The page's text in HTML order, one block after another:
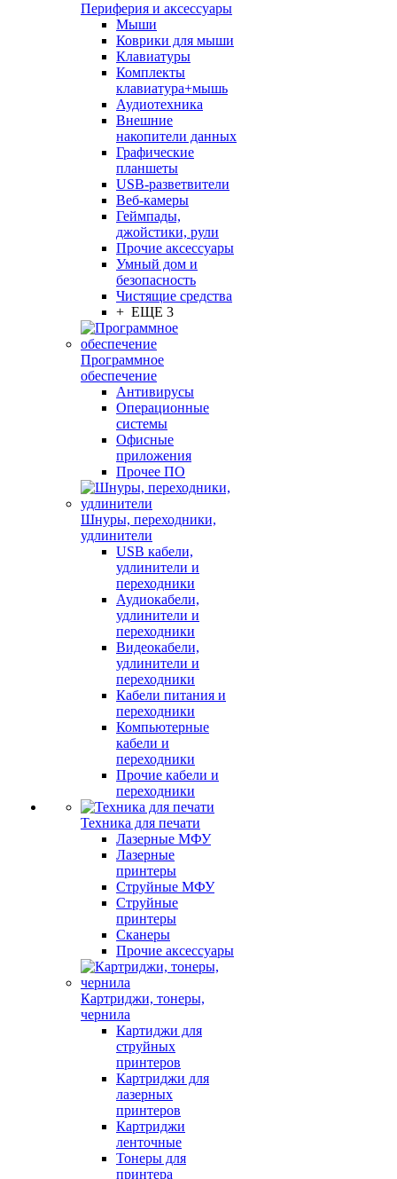
Периферия и аксессуары
Мыши
Коврики для мыши
Клавиатуры
Комплекты
клавиатура+мышь
Аудиотехника
Внешние
накопители данных
Графические
планшеты
USB-разветвители
Веб-камеры
Геймпады,
джойстики, рули
Прочие аксессуары
Умный дом и
безопасность
Чистящие средства
+ ЕЩЕ 3
Программное
обеспечение
Антивирусы
Операционные
системы
Офисные
приложения
Прочее ПО
Шнуры, переходники,
удлинители
USB кабели,
удлинители и
переходники
Аудиокабели,
удлинители и
переходники
Видеокабели,
удлинители и
переходники
Кабели питания и
переходники
Компьютерные
кабели и
переходники
Прочие кабели и
переходники
Техника для печати
Лазерные МФУ
Лазерные
принтеры
Струйные МФУ
Струйные
принтеры
Сканеры
Прочие аксессуары
Картриджи, тонеры,
чернила
Картиджи для
струйных
принтеров
Картриджи для
лазерных
принтеров
Картриджи
ленточные
Тонеры для
принтера